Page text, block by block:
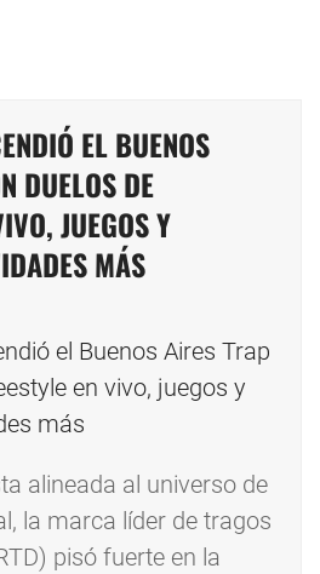
EL BUENOS
DUELOS DE
JUEGOS Y
MÁS
alineada al universo de
la marca líder de tragos
pisó fuerte en la